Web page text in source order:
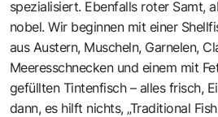
spezialisiert. Ebenfalls roter Samt,
nobel. Wir beginnen mit einer
aus Austern, Muscheln, Garnelen,
Meeresschnecken und einem mit
gefüllten Tintenfisch – alles frisch,
dann, es hilft nichts, „Traditional